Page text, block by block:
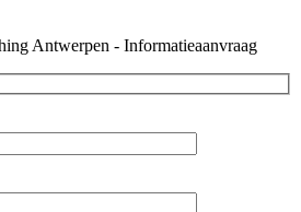
Antwerpen - Informatieaanvraag